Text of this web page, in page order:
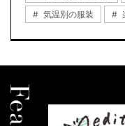
気温別の服装